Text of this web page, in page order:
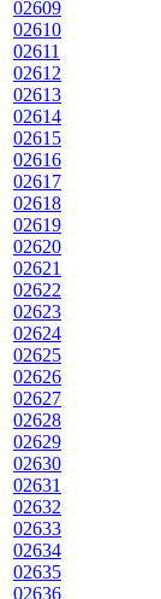
02609
02610
02611
02612
02613
02614
02615
02616
02617
02618
02619
02620
02621
02622
02623
02624
02625
02626
02627
02628
02629
02630
02631
02632
02633
02634
02635
02636